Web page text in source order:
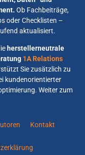
Ob Fachbeiträge,
oder Checklisten –
aktualisiert.
herstellerneutrale
1A Relations
Sie zusätzlich zu
kundenorientierter
Weiter zum
Kontakt